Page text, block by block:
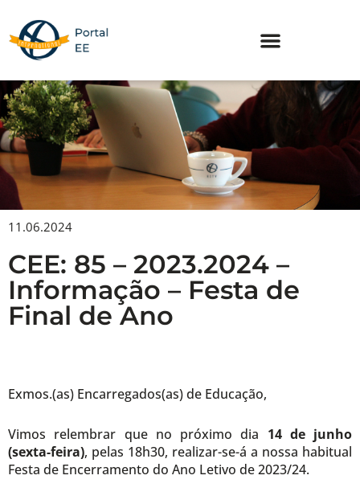
content
11.06.2024
CEE: 85 – 2023.2024 –
Informação – Festa de
Final de Ano
Exmos.(as) Encarregados(as) de Educação,
Vimos relembrar que no próximo dia 14 de junho
(sexta-feira), pelas 18h30, realizar-se-á a nossa habitual
Festa de Encerramento do Ano Letivo de 2023/24.